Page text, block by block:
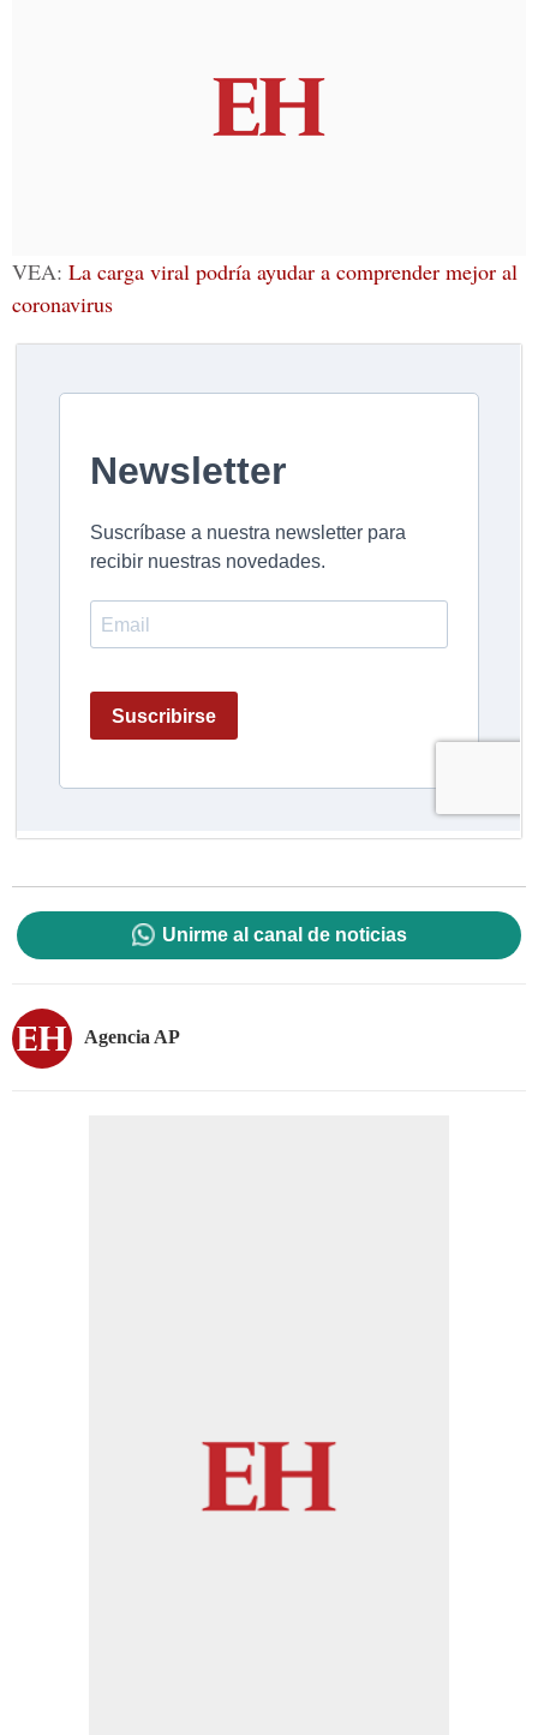
VEA: La carga viral podría ayudar a comprender mejor al
coronavirus
Unirme al canal de noticias
Agencia AP